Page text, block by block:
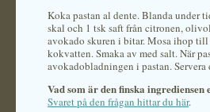
Koka pastan al dente. Blanda under
skal och 1 tsk saft från citronen,
avokado skuren i bitar. Mosa ihop
kokvatten. Smaka av med salt. När
avokadobladningen i pastan. Servera
Vad som är den finska ingrediensen
Svaret på den frågan hittar du här.